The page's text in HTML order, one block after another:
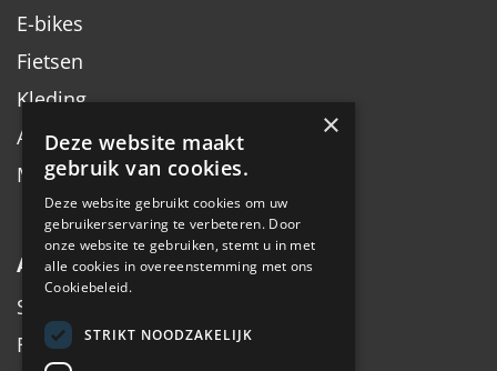
E-bikes
Fietsen
Kleding
Accessoires
Merken
Algemeen
Service
Fiets inruilen
×
Deze website maakt
gebruik van cookies.
Deze website gebruikt cookies om uw
gebruikerservaring te verbeteren. Door
onze website te gebruiken, stemt u in met
alle cookies in overeenstemming met ons
Cookiebeleid.
STRIKT NOODZAKELIJK